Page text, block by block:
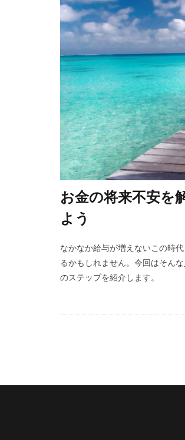
お金の将来不安を
よう
なかなか給与が増えないこの時
るかもしれません。今回はそん
のステップを紹介します。